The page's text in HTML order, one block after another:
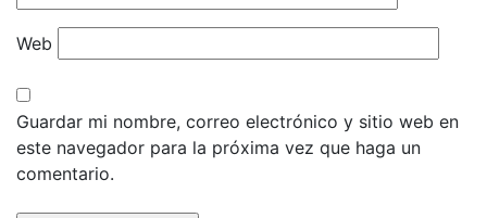
Web
Guardar mi nombre, correo electrónico y sitio web en
este navegador para la próxima vez que haga un
comentario.